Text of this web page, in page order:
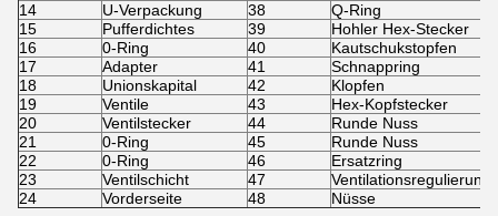
14
U-Verpackung 38
Q-Ring
15
Pufferdichtes 39
Hohler Hex-Stecker
16
0-Ring 40
Kautschukstopfen
17
Adapter 41
Schnappring
18
Unionskapital 42
Klopfen
19
Ventile 43
Hex-Kopfstecker
20
Ventilstecker 44
Runde Nuss
21
0-Ring 45
Runde Nuss
22
0-Ring 46
Ersatzring
23
Ventilschicht 47
Ventilationsregulierung
24
Vorderseite 48 Nüsse